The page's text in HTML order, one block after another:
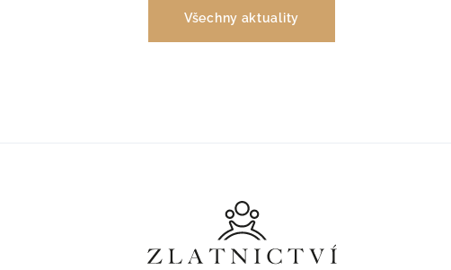
Všechny aktuality